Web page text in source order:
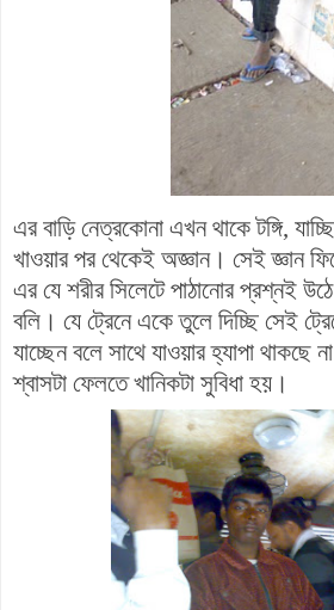
এর বাড়ি নেত্রকোনা এখন থাকে টঙ্গি,
খাওয়ার পর থেকেই অজ্ঞান। সেই জ্ঞান
এর যে শরীর সিলেটে পাঠানোর প্রশ্নই
বলি। যে ট্রেনে একে তুলে দিচ্ছি সেই
যাচ্ছেন বলে সাথে যাওয়ার হ্যাপা থাকছে
শ্বাসটা ফেলতে খানিকটা সুবিধা হয়।